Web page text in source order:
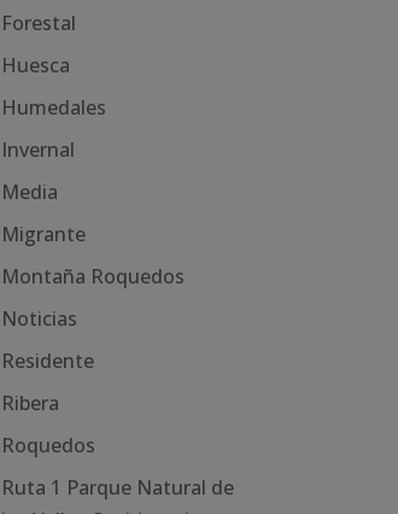
Forestal
Huesca
Humedales
Invernal
Media
Migrante
Montaña Roquedos
Noticias
Residente
Ribera
Roquedos
Ruta 1 Parque Natural de